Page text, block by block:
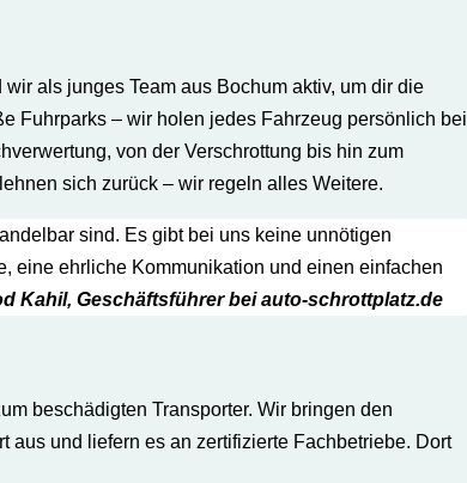
als junges Team aus Bochum aktiv, um dir die
Fuhrparks – wir holen jedes Fahrzeug persönlich bei
von der Verschrottung bis hin zum
sich zurück – wir regeln alles Weitere.
sind. Es gibt bei uns keine unnötigen
eine ehrliche Kommunikation und einen einfachen
Kahil, Geschäftsführer bei auto-schrottplatz.de
beschädigten Transporter. Wir bringen den
aus und liefern es an zertifizierte Fachbetriebe. Dort